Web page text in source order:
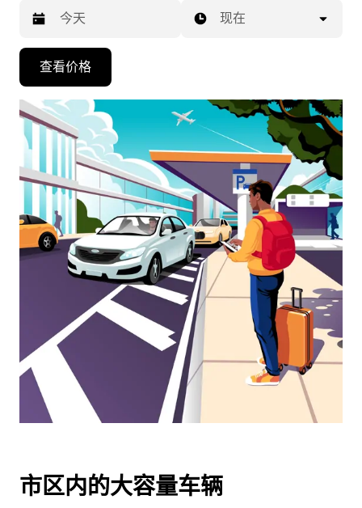
向
下
箭
头
可
浏
览
历
期。
按
闭
现在
查看价格
市区内的大容量车辆